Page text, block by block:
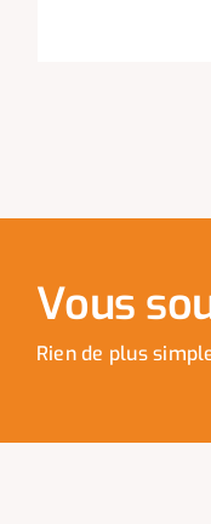
Vous
Rien de plus